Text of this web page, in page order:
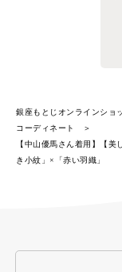
銀座もとじオンラインショ
コーディネート
【中山優馬さん着用】【
き小紋」×「赤い羽織」